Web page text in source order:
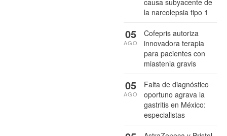
la narcolepsia tipo 1
Cofepris autoriza
innovadora terapia
para pacientes con
miastenia gravis
05
AGO
Falta de diagnóstico
oportuno agrava la
gastritis en México:
especialistas
05
AGO